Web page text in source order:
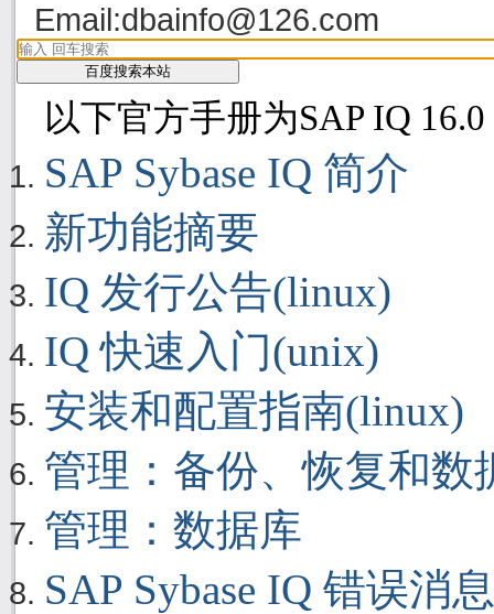
Email:dbainfo@126.com
以下官方手册为SAP IQ
SAP Sybase IQ 简介
新功能摘要
IQ 发行公告(linux)
IQ 快速入门(unix)
安装和配置指南(linux)
管理：备份、恢复和数
管理：数据库
SAP Sybase IQ 错误消息